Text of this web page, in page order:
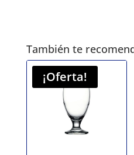
También te
¡Oferta!